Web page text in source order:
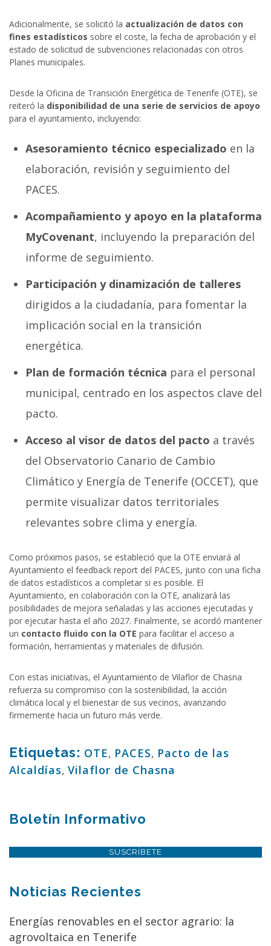
Adicionalmente, se solicitó la actualización de datos con
fines estadísticos sobre el coste, la fecha de aprobación y el
estado de solicitud de subvenciones relacionadas con otros
Planes municipales.
Desde la Oficina de Transición Energética de Tenerife (OTE), se
reiteró la disponibilidad de una serie de servicios de apoyo
para el ayuntamiento, incluyendo:
Asesoramiento técnico especializado en la
elaboración, revisión y seguimiento del
PACES.
Acompañamiento y apoyo en la plataforma
MyCovenant, incluyendo la preparación del
informe de seguimiento.
Participación y dinamización de talleres
dirigidos a la ciudadanía, para fomentar la
implicación social en la transición
energética.
Plan de formación técnica para el personal
municipal, centrado en los aspectos clave del
pacto.
Acceso al visor de datos del pacto a través
del Observatorio Canario de Cambio
Climático y Energía de Tenerife (OCCET), que
permite visualizar datos territoriales
relevantes sobre clima y energía.
Como próximos pasos, se estableció que la OTE enviará al
Ayuntamiento el feedback report del PACES, junto con una ficha
de datos estadísticos a completar si es posible. El
Ayuntamiento, en colaboración con la OTE, analizará las
posibilidades de mejora señaladas y las acciones ejecutadas y
por ejecutar hasta el año 2027. Finalmente, se acordó mantener
un contacto fluido con la OTE para facilitar el acceso a
formación, herramientas y materiales de difusión.
Con estas iniciativas, el Ayuntamiento de Vilaflor de Chasna
refuerza su compromiso con la sostenibilidad, la acción
climática local y el bienestar de sus vecinos, avanzando
firmemente hacia un futuro más verde.
Etiquetas: OTE, PACES, Pacto de las
Alcaldías, Vilaflor de Chasna
Boletín Informativo
SUSCRÍBETE
Noticias Recientes
Energías renovables en el sector agrario: la
agrovoltaica en Tenerife